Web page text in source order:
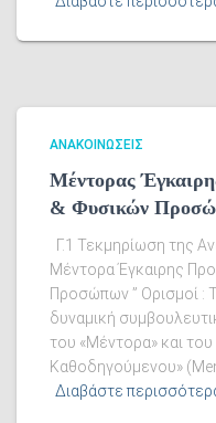
ΑΝΑΚΟΙΝΏΣΕΙΣ
Μέντορας
& Φυσικών
Γ.1 Τεκμηρίωση της
Μέντορα Έγκαιρης
Προσώπων ” Ορισμοί :
δυναμική
του «Μέντορα» και
Καθοδηγούμενου»
Διαβάστε